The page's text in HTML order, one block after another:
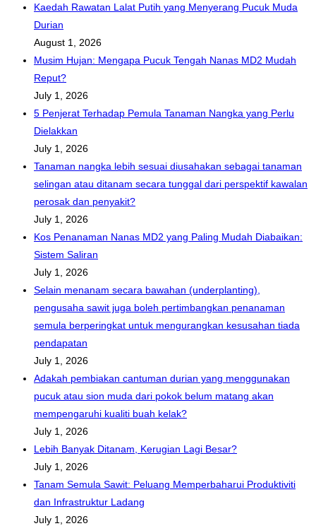
Kaedah Rawatan Lalat Putih yang Menyerang Pucuk Muda
Durian
August 1, 2026
Musim Hujan: Mengapa Pucuk Tengah Nanas MD2 Mudah
Reput?
July 1, 2026
5 Penjerat Terhadap Pemula Tanaman Nangka yang Perlu
Dielakkan
July 1, 2026
Tanaman nangka lebih sesuai diusahakan sebagai tanaman
selingan atau ditanam secara tunggal dari perspektif kawalan
perosak dan penyakit?
July 1, 2026
Kos Penanaman Nanas MD2 yang Paling Mudah Diabaikan:
Sistem Saliran
July 1, 2026
Selain menanam secara bawahan (underplanting),
pengusaha sawit juga boleh pertimbangkan penanaman
semula berperingkat untuk mengurangkan kesusahan tiada
pendapatan
July 1, 2026
Adakah pembiakan cantuman durian yang menggunakan
pucuk atau sion muda dari pokok belum matang akan
mempengaruhi kualiti buah kelak?
July 1, 2026
Lebih Banyak Ditanam, Kerugian Lagi Besar?
July 1, 2026
Tanam Semula Sawit: Peluang Memperbaharui Produktiviti
dan Infrastruktur Ladang
July 1, 2026